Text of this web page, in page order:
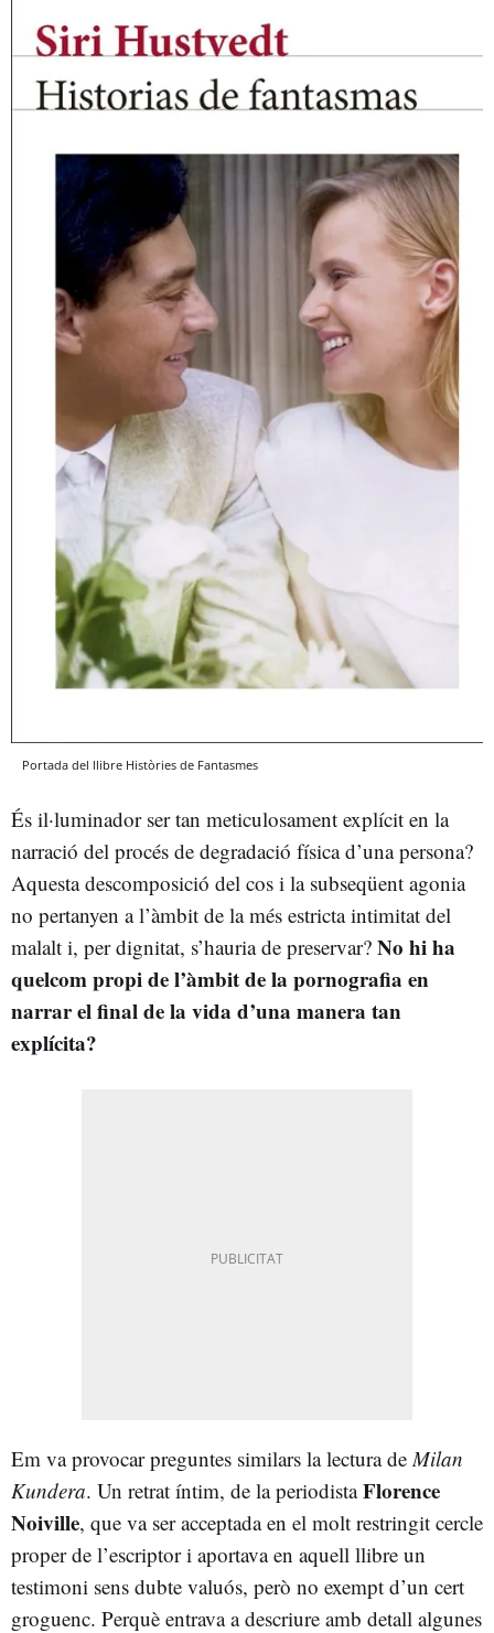
Portada del llibre Històries de Fantasmes
És il·luminador ser tan meticulosament explícit en la
narració del procés de degradació física d’una persona?
Aquesta descomposició del cos i la subseqüent agonia
no pertanyen a l’àmbit de la més estricta intimitat del
malalt i, per dignitat, s’hauria de preservar? No hi ha
quelcom propi de l’àmbit de la pornografia en
narrar el final de la vida d’una manera tan
explícita?
Em va provocar preguntes similars la lectura de Milan
Kundera. Un retrat íntim, de la periodistaFlorence
Noiville, que va ser acceptada en el molt restringit cercle
proper de l’escriptor i aportava en aquell llibre un
testimoni sens dubte valuós, però no exempt d’un cert
groguenc. Perquè entrava a descriure amb detall algunes